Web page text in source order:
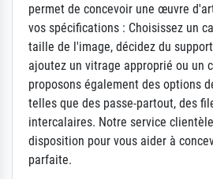
permet de concevoir une œuvre
vos spécifications : Choisissez un
taille de l'image, décidez du
ajoutez un vitrage approprié ou un
proposons également des options
telles que des passe-partout, des
intercalaires. Notre service
disposition pour vous aider à
parfaite.